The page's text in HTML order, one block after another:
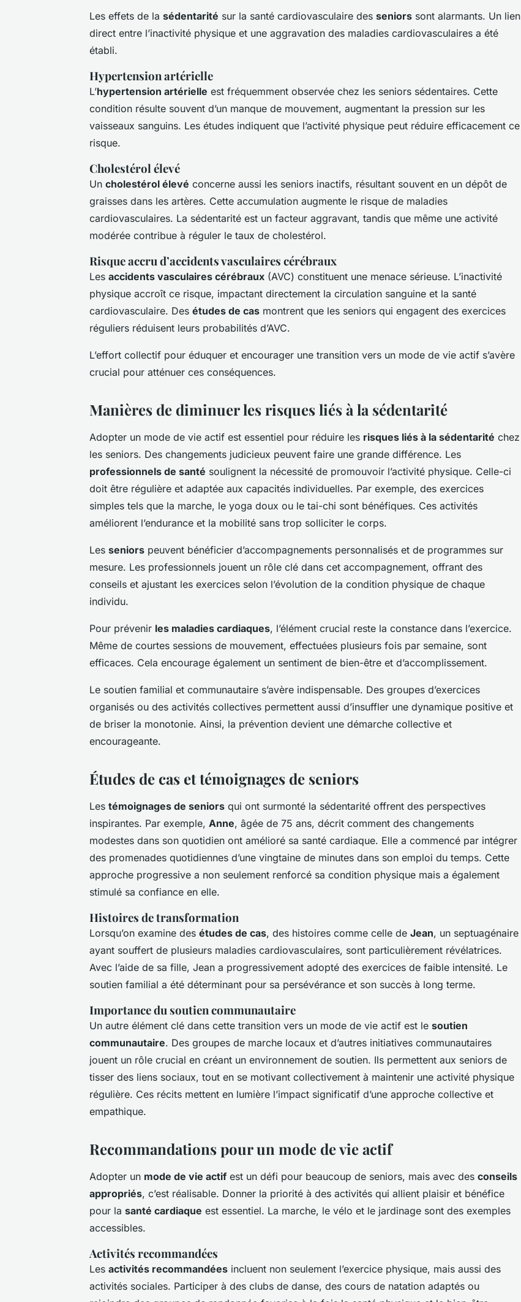
Les effets de la sédentarité sur la santé cardiovasculaire des seniors sont alarmants. Un lien
direct entre l’inactivité physique et une aggravation des maladies cardiovasculaires a été
établi.
Hypertension artérielle
L’hypertension artérielle est fréquemment observée chez les seniors sédentaires. Cette
condition résulte souvent d’un manque de mouvement, augmentant la pression sur les
vaisseaux sanguins. Les études indiquent que l’activité physique peut réduire efficacement ce
risque.
Cholestérol élevé
Un cholestérol élevé concerne aussi les seniors inactifs, résultant souvent en un dépôt de
graisses dans les artères. Cette accumulation augmente le risque de maladies
cardiovasculaires. La sédentarité est un facteur aggravant, tandis que même une activité
modérée contribue à réguler le taux de cholestérol.
Risque accru d’accidents vasculaires cérébraux
Les accidents vasculaires cérébraux (AVC) constituent une menace sérieuse. L’inactivité
physique accroît ce risque, impactant directement la circulation sanguine et la santé
cardiovasculaire. Des études de cas montrent que les seniors qui engagent des exercices
réguliers réduisent leurs probabilités d’AVC.
L’effort collectif pour éduquer et encourager une transition vers un mode de vie actif s’avère
crucial pour atténuer ces conséquences.
Manières de diminuer les risques liés à la sédentarité
Adopter un mode de vie actif est essentiel pour réduire les risques liés à la sédentarité chez
les seniors. Des changements judicieux peuvent faire une grande différence. Les
professionnels de santé soulignent la nécessité de promouvoir l’activité physique. Celle-ci
doit être régulière et adaptée aux capacités individuelles. Par exemple, des exercices
simples tels que la marche, le yoga doux ou le tai-chi sont bénéfiques. Ces activités
améliorent l’endurance et la mobilité sans trop solliciter le corps.
Les seniors peuvent bénéficier d’accompagnements personnalisés et de programmes sur
mesure. Les professionnels jouent un rôle clé dans cet accompagnement, offrant des
conseils et ajustant les exercices selon l’évolution de la condition physique de chaque
individu.
Pour prévenir les maladies cardiaques, l’élément crucial reste la constance dans l’exercice.
Même de courtes sessions de mouvement, effectuées plusieurs fois par semaine, sont
efficaces. Cela encourage également un sentiment de bien-être et d’accomplissement.
Le soutien familial et communautaire s’avère indispensable. Des groupes d’exercices
organisés ou des activités collectives permettent aussi d’insuffler une dynamique positive et
de briser la monotonie. Ainsi, la prévention devient une démarche collective et
encourageante.
Études de cas et témoignages de seniors
Les témoignages de seniors qui ont surmonté la sédentarité offrent des perspectives
inspirantes. Par exemple, Anne, âgée de 75 ans, décrit comment des changements
modestes dans son quotidien ont amélioré sa santé cardiaque. Elle a commencé par intégrer
des promenades quotidiennes d’une vingtaine de minutes dans son emploi du temps. Cette
approche progressive a non seulement renforcé sa condition physique mais a également
stimulé sa confiance en elle.
Histoires de transformation
Lorsqu’on examine des études de cas, des histoires comme celle de Jean, un septuagénaire
ayant souffert de plusieurs maladies cardiovasculaires, sont particulièrement révélatrices.
Avec l’aide de sa fille, Jean a progressivement adopté des exercices de faible intensité. Le
soutien familial a été déterminant pour sa persévérance et son succès à long terme.
Importance du soutien communautaire
Un autre élément clé dans cette transition vers un mode de vie actif est le soutien
communautaire. Des groupes de marche locaux et d’autres initiatives communautaires
jouent un rôle crucial en créant un environnement de soutien. Ils permettent aux seniors de
tisser des liens sociaux, tout en se motivant collectivement à maintenir une activité physique
régulière. Ces récits mettent en lumière l’impact significatif d’une approche collective et
empathique.
Recommandations pour un mode de vie actif
Adopter un mode de vie actif est un défi pour beaucoup de seniors, mais avec des conseils
appropriés, c’est réalisable. Donner la priorité à des activités qui allient plaisir et bénéfice
pour la santé cardiaque est essentiel. La marche, le vélo et le jardinage sont des exemples
accessibles.
Activités recommandées
Les activités recommandées incluent non seulement l’exercice physique, mais aussi des
activités sociales. Participer à des clubs de danse, des cours de natation adaptés ou